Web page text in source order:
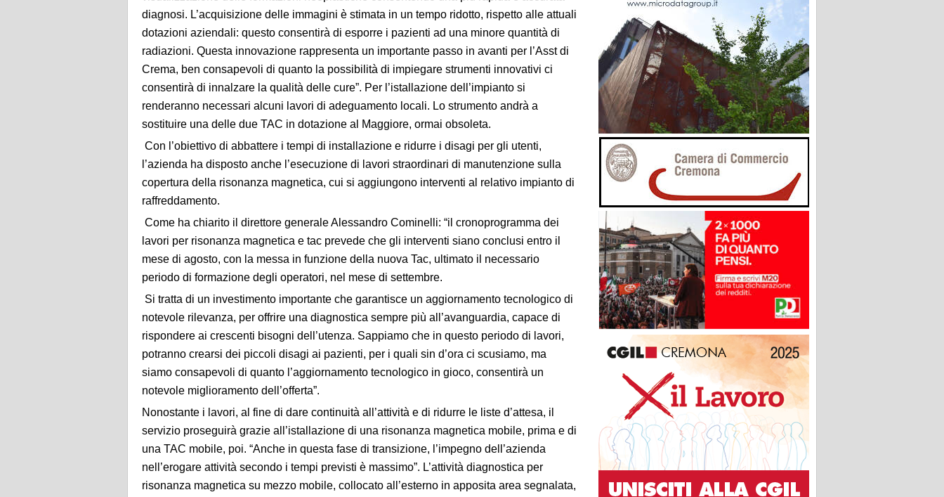
diagnosi. L’acquisizione delle immagini è stimata in un tempo ridotto, rispetto alle attuali
dotazioni aziendali: questo consentirà di esporre i pazienti ad una minore quantità di
radiazioni. Questa innovazione rappresenta un importante passo in avanti per l’Asst di
Crema, ben consapevoli di quanto la possibilità di impiegare strumenti innovativi ci
consentirà di innalzare la qualità delle cure”. Per l’istallazione dell’impianto si
renderanno necessari alcuni lavori di adeguamento locali. Lo strumento andrà a
sostituire una delle due TAC in dotazione al Maggiore, ormai obsoleta.
Con l’obiettivo di abbattere i tempi di installazione e ridurre i disagi per gli utenti,
l’azienda ha disposto anche l’esecuzione di lavori straordinari di manutenzione sulla
copertura della risonanza magnetica, cui si aggiungono interventi al relativo impianto di
raffreddamento.
Come ha chiarito il direttore generale Alessandro Cominelli: “il cronoprogramma dei
lavori per risonanza magnetica e tac prevede che gli interventi siano conclusi entro il
mese di agosto, con la messa in funzione della nuova Tac, ultimato il necessario
periodo di formazione degli operatori, nel mese di settembre.
Si tratta di un investimento importante che garantisce un aggiornamento tecnologico di
notevole rilevanza, per offrire una diagnostica sempre più all’avanguardia, capace di
rispondere ai crescenti bisogni dell’utenza. Sappiamo che in questo periodo di lavori,
potranno crearsi dei piccoli disagi ai pazienti, per i quali sin d’ora ci scusiamo, ma
siamo consapevoli di quanto l’aggiornamento tecnologico in gioco, consentirà un
notevole miglioramento dell’offerta”.
Nonostante i lavori, al fine di dare continuità all’attività e di ridurre le liste d’attesa, il
servizio proseguirà grazie all’istallazione di una risonanza magnetica mobile, prima e di
una TAC mobile, poi. “Anche in questa fase di transizione, l’impegno dell’azienda
nell’erogare attività secondo i tempi previsti è massimo”. L’attività diagnostica per
risonanza magnetica su mezzo mobile, collocato all’esterno in apposita area segnalata,